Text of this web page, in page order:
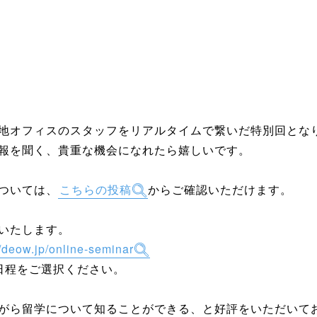
フィスのスタッフをリアルタイムで繋いだ特別回とな
聞く、貴重な機会になれたら嬉しいです。
ては、 こちらの投稿 からご確認いただけます。
します。
online-seminar
をご選択ください。
留学について知ることができる、と好評をいただいて